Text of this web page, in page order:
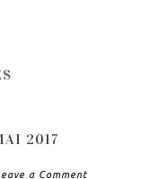
2017
a Comment